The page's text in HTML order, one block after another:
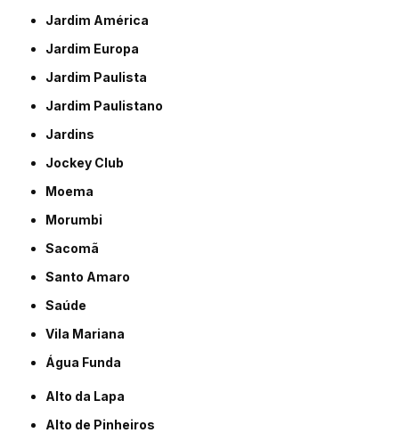
Jardim América
Jardim Europa
Jardim Paulista
Jardim Paulistano
Jardins
Jockey Club
Moema
Morumbi
Sacomã
Santo Amaro
Saúde
Vila Mariana
Água Funda
Alto da Lapa
Alto de Pinheiros